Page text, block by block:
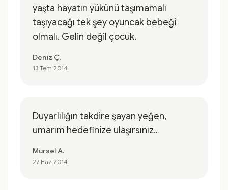
yaşta hayatın yükünü taşımamalı
taşıyacağı tek şey oyuncak bebeği
olmalı. Gelin değil çocuk.
Deniz Ç.
13 Tem 2014
Duyarlılığın takdire şayan yeğen,
umarım hedefinize ulaşırsınız..
Mursel A.
27 Haz 2014